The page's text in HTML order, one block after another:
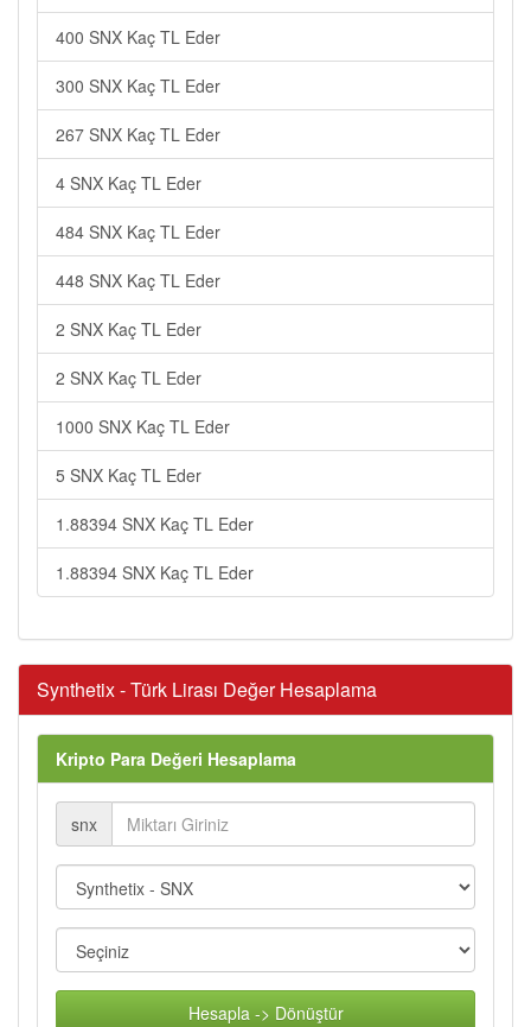
400 SNX Kaç TL Eder
300 SNX Kaç TL Eder
267 SNX Kaç TL Eder
4 SNX Kaç TL Eder
484 SNX Kaç TL Eder
448 SNX Kaç TL Eder
2 SNX Kaç TL Eder
2 SNX Kaç TL Eder
1000 SNX Kaç TL Eder
5 SNX Kaç TL Eder
1.88394 SNX Kaç TL Eder
1.88394 SNX Kaç TL Eder
Synthetix - Türk Lirası Değer Hesaplama
Kripto Para Değeri Hesaplama
snx
Hesapla -> Dönüştür